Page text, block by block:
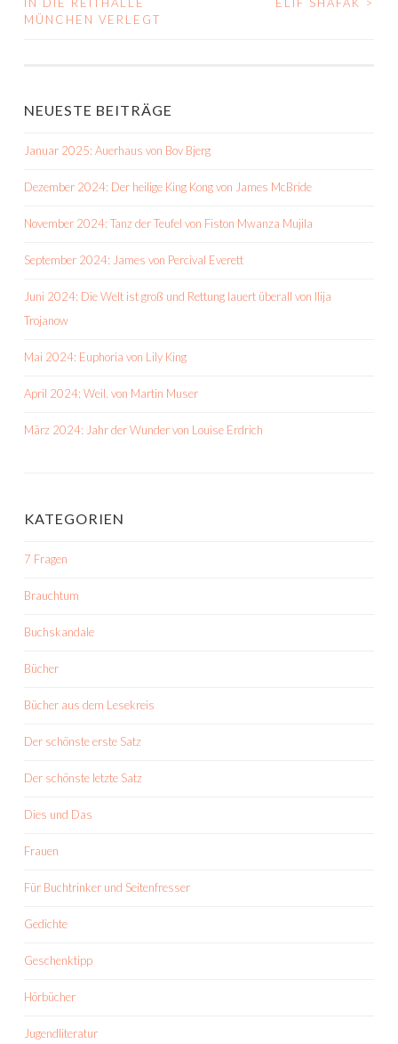
NAVIGATION
MÜNCHEN VERLEGT
NEUESTE BEITRÄGE
Januar 2025: Auerhaus von Bov Bjerg
Dezember 2024: Der heilige King Kong von James McBride
November 2024: Tanz der Teufel von Fiston Mwanza Mujila
September 2024: James von Percival Everett
Juni 2024: Die Welt ist groß und Rettung lauert überall von Ilija
Trojanow
Mai 2024: Euphoria von Lily King
April 2024: Weil. von Martin Muser
März 2024: Jahr der Wunder von Louise Erdrich
KATEGORIEN
7 Fragen
Brauchtum
Buchskandale
Bücher
Bücher aus dem Lesekreis
Der schönste erste Satz
Der schönste letzte Satz
Dies und Das
Frauen
Für Buchtrinker und Seitenfresser
Gedichte
Geschenktipp
Hörbücher
Jugendliteratur